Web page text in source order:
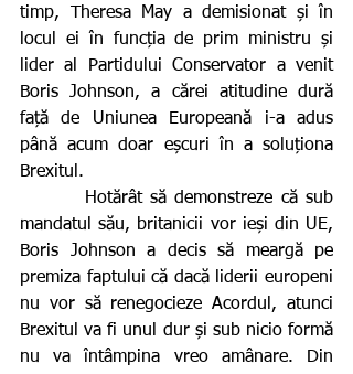
timp, Theresa May a demisionat și în
locul ei în funcția de prim ministru și
lider al Partidului Conservator a venit
Boris Johnson, a cărei atitudine dură
față de Uniunea Europeană i-a adus
până acum doar eșcuri în a soluționa
Brexitul.
mandatul său, britanicii vor ieși din UE,
Boris Johnson a decis să meargă pe
premiza faptului că dacă liderii europeni
nu vor să renegocieze Acordul, atunci
Brexitul va fi unul dur și sub nicio formă
nu va întâmpina vreo amânare. Din